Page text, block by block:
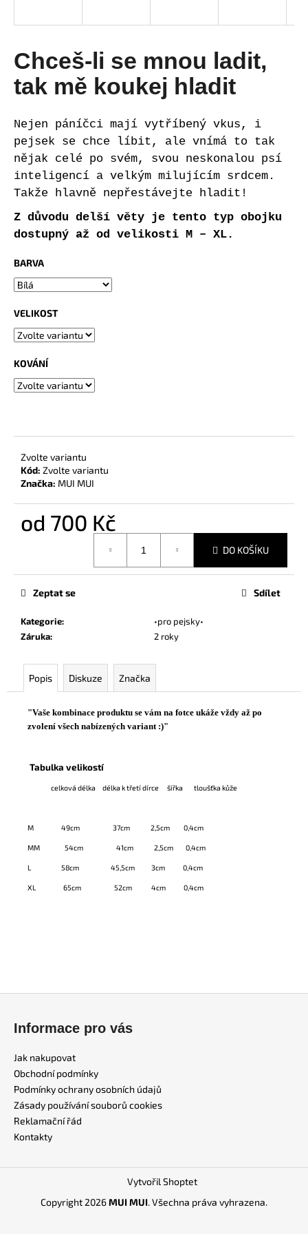
Chceš-li se mnou ladit,
tak mě koukej hladit
Nejen páníčci mají vytříbený vkus, i
pejsek se chce líbit, ale vnímá to tak
nějak celé po svém, svou neskonalou psí
inteligencí a velkým milujícím srdcem.
Takže hlavně nepřestávejte hladit!
Z důvodu delší věty je tento typ obojku
dostupný až od velikosti M – XL.
BARVA
VELIKOST
KOVÁNÍ
Zvolte variantu
Kód: Zvolte variantu
Značka: MUI MUI
od 700 Kč
DO KOŠÍKU
Kategorie:
•pro pejsky•
Záruka: 2 roky
Zeptat se Sdílet
Popis Diskuze Značka
"Vaše kombinace produktu se vám na fotce ukáže vždy až po
zvolení všech nabízených variant :)"
Tabulka velikostí
celková délka délka k třetí dírce šířka tloušťka kůže
M 49cm 37cm 2,5cm 0,4cm
MM 54cm 41cm 2,5cm 0,4cm
L 58cm 45,5cm 3cm 0,4cm
XL 65cm 52cm 4cm 0,4cm
í
t
?
HLEDAT
D
o
o
r
u
č
u
j
e
m
e
&
CASE
OBAL
SI
Informace pro vás
Jak nakupovat
Obchodní podmínky
Podmínky ochrany osobních údajů
Zásady používání souborů cookies
Reklamační řád
Kontakty
Vytvořil Shoptet
Copyright 2026MUI MUI. Všechna práva vyhrazena.